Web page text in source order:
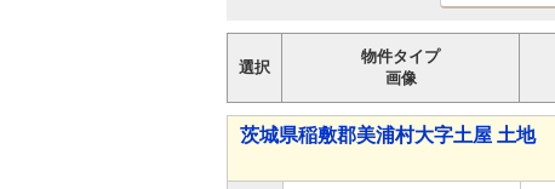
選択
物件タイプ
画像
茨城県稲敷郡美浦村大字土屋 土地